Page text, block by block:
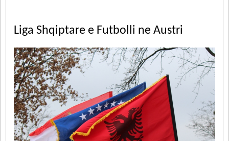
Liga Shqiptare e Futbolli ne Austri